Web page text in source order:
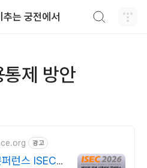
추는 궁전에서
제 방안
광고
런스 ISEC